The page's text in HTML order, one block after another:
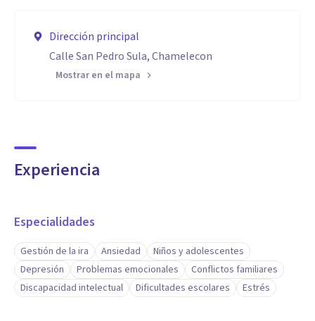
Dirección principal
Calle San Pedro Sula, Chamelecon
Mostrar en el mapa
Experiencia
Especialidades
Gestión de la ira Ansiedad
Niños y adolescentes
Depresión
Problemas emocionales
Conflictos familiares
Discapacidad intelectual
Dificultades escolares Estrés